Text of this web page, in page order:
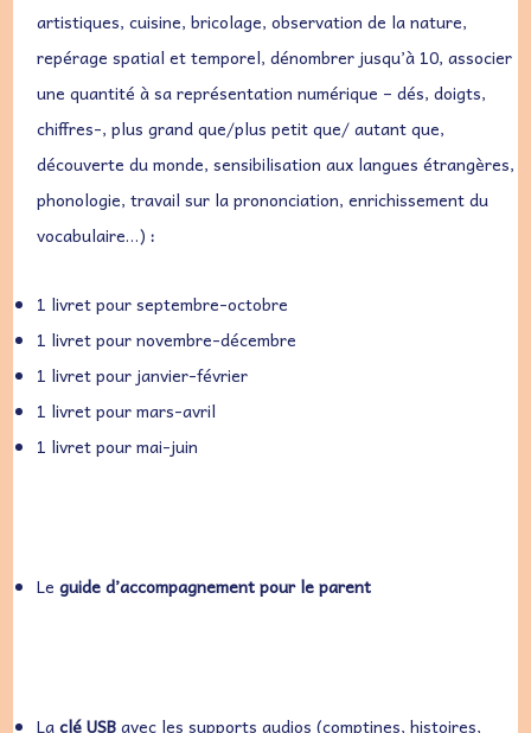
artistiques, cuisine, bricolage, observation de la nature,
repérage spatial et temporel, dénombrer jusqu’à 10, associer
une quantité à sa représentation numérique – dés, doigts,
chiffres-, plus grand que/plus petit que/ autant que,
découverte du monde, sensibilisation aux langues étrangères,
phonologie, travail sur la prononciation, enrichissement du
vocabulaire…):
1 livret pour septembre-octobre
1 livret pour novembre-décembre
1 livret pour janvier-février
1 livret pour mars-avril
1 livret pour mai-juin
Leguide d’accompagnement pour le parent
Laclé USBavec les supports audios (comptines, histoires,